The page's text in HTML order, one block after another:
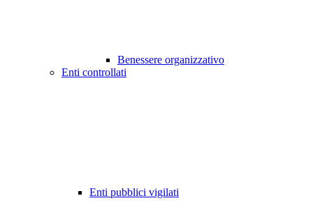
Benessere organizzativo
Enti controllati
Enti pubblici vigilati